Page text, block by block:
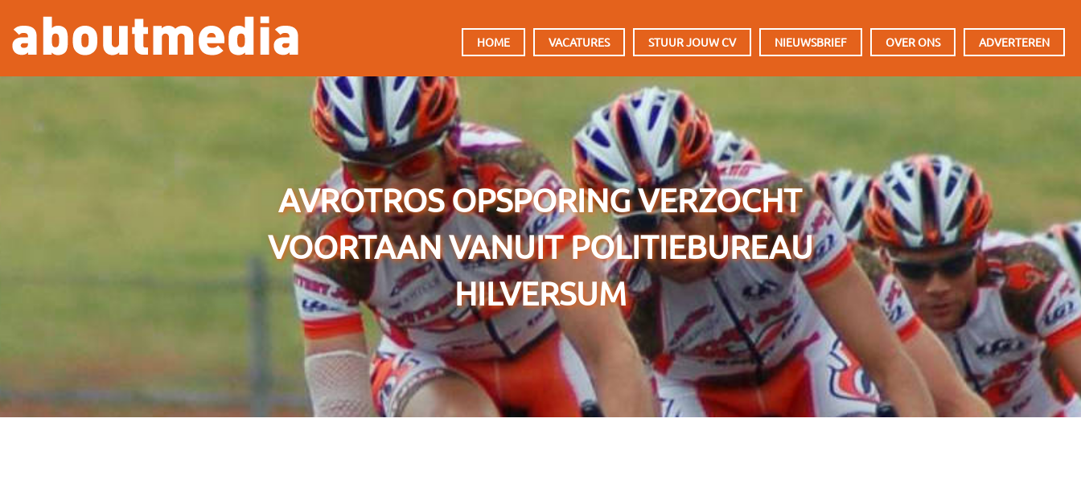
Overslaan en naar de inhoud gaan
HOOFDMENU
HOME VACATURES STUUR JOUW CV NIEUWSBRIEF OVER ONS ADVERTEREN
AVROTROS OPSPORING VERZOCHT
VOORTAAN VANUIT POLITIEBUREAU
HILVERSUM